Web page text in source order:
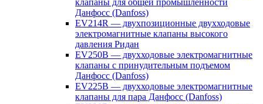
клапаны для общей промышленности
Данфосс (Danfoss)
EV214R — двухпозиционные двухходовые
электромагнитные клапаны высокого
давления Ридан
EV250B — двухходовые электромагнитные
клапаны с принудительным подъемом
Данфосс (Danfoss)
EV225B — двухходовые электромагнитные
клапаны для пара Данфосс (Danfoss)